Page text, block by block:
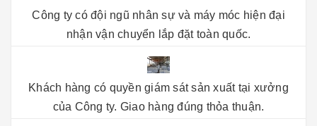
Công ty có đội ngũ nhân sự và máy móc hiện đại
nhận vận chuyển lắp đặt toàn quốc.
Khách hàng có quyền giám sát sản xuất tại xưởng
của Công ty. Giao hàng đúng thỏa thuận.